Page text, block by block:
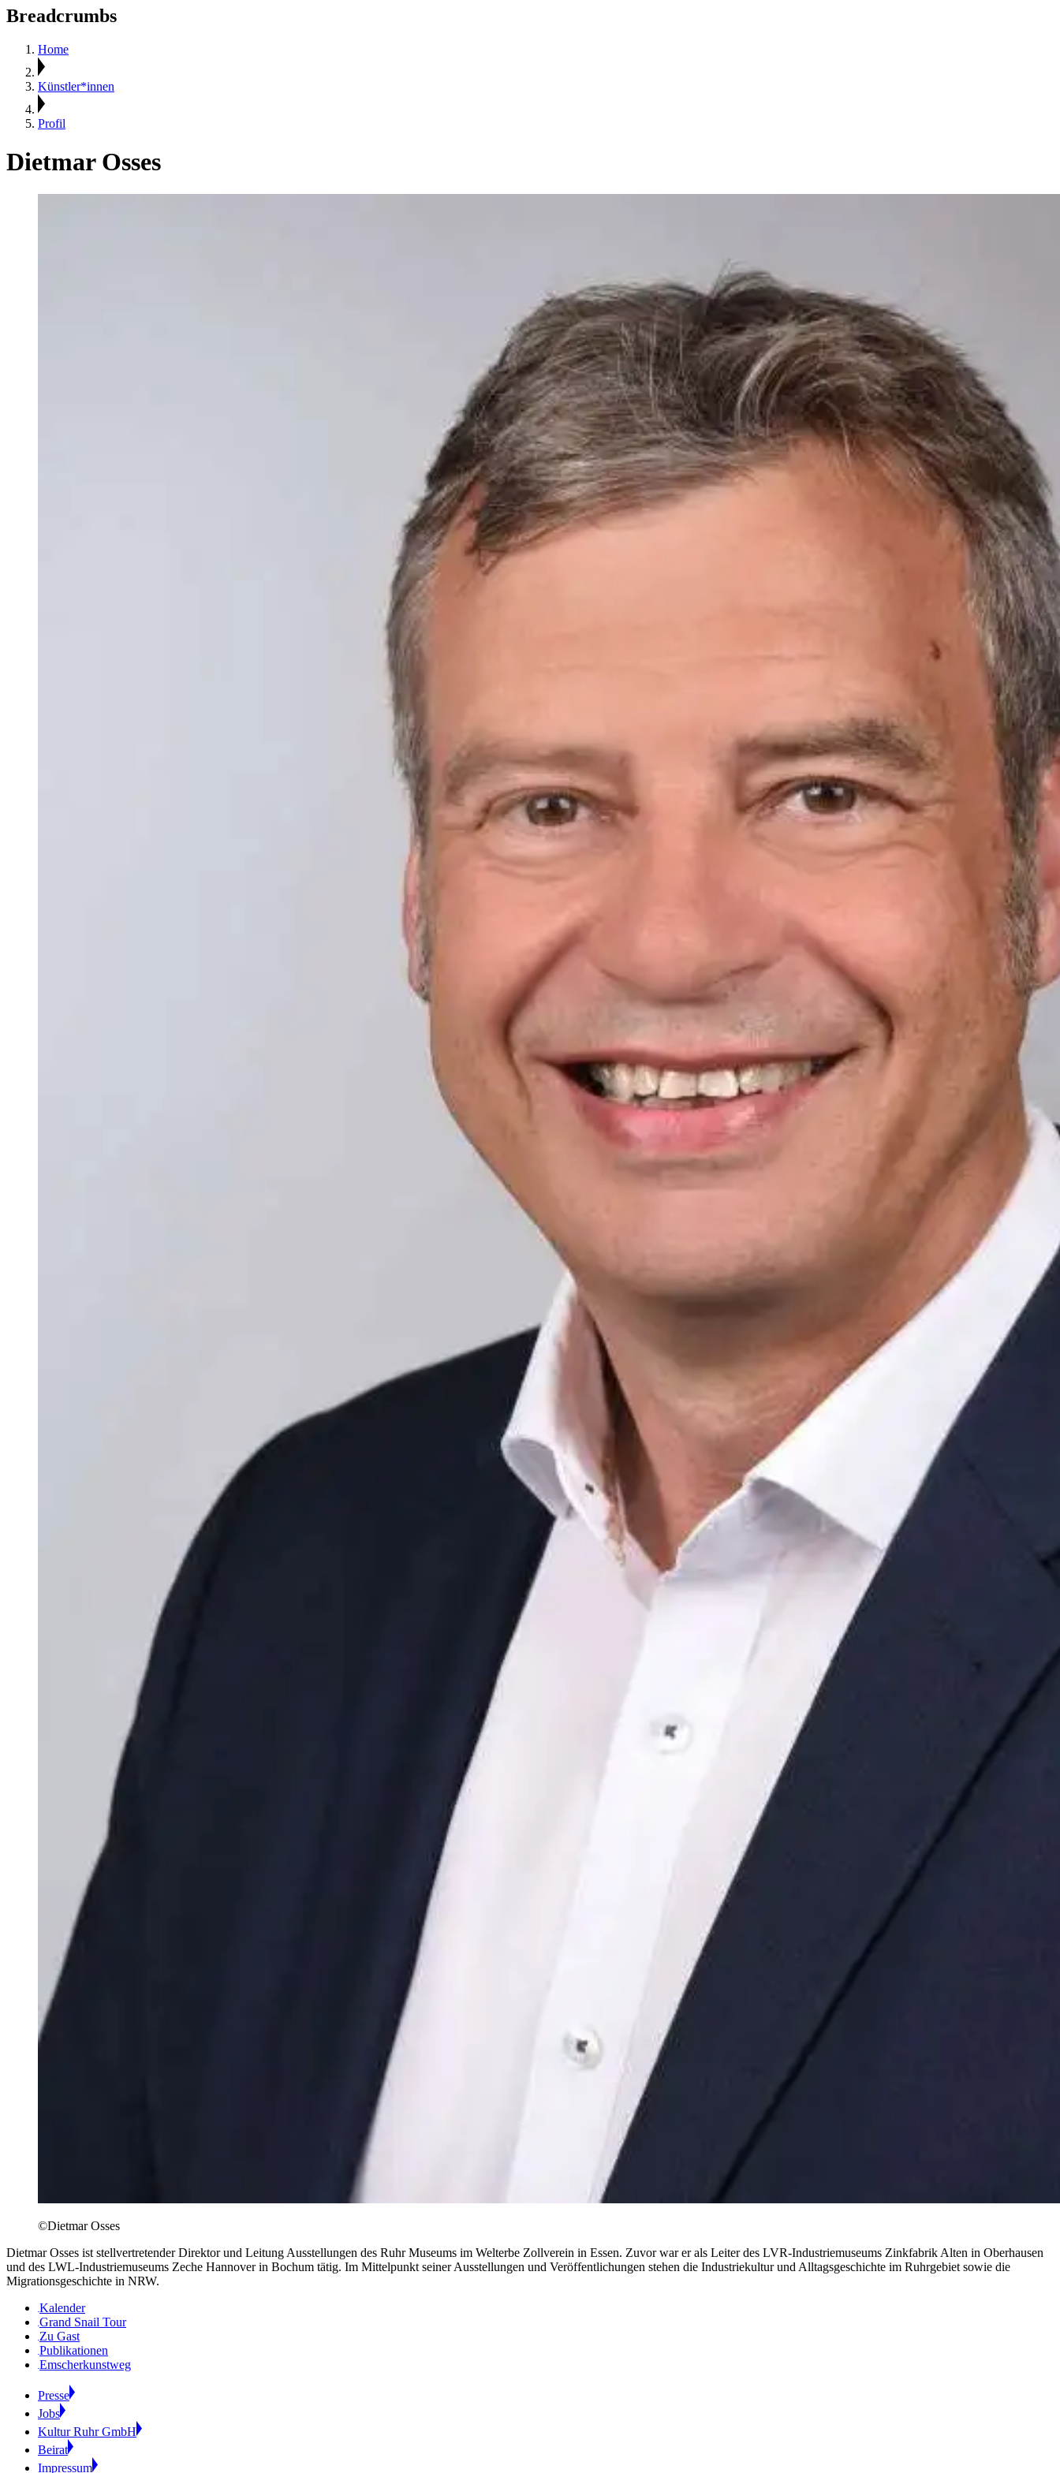
Breadcrumbs
Home
Künstler*innen
Profil
Dietmar Osses
©Dietmar Osses
Dietmar Osses ist stellvertretender Direktor und Leitung Ausstellungen des Ruhr Museums im Welterbe Zollverein in Essen. Zuvor war er als Leiter des LVR-Industriemuseums Zinkfabrik Alten in Oberhausen
und des LWL-Industriemuseums Zeche Hannover in Bochum tätig. Im Mittelpunkt seiner Ausstellungen und Veröffentlichungen stehen die Industriekultur und Alltagsgeschichte im Ruhrgebiet sowie die
Migrationsgeschichte in NRW.
Kalender
Grand Snail Tour
Zu Gast
Publikationen
Emscherkunstweg
Presse
Jobs
Kultur Ruhr GmbH
Beirat
Impressum